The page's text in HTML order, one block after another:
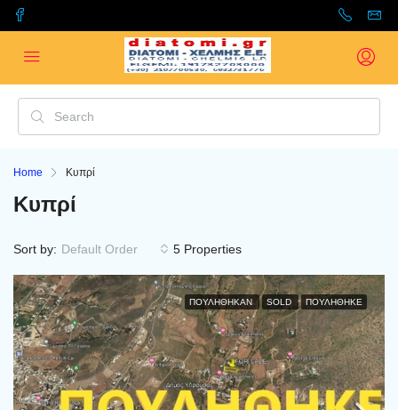
Home Κυπρί
Κυπρί
5 Properties
Sort by: Default Order
ΠΟΥΛΉΘΗΚΑΝ SOLD ΠΟΥΛΗΘΗΚΕ